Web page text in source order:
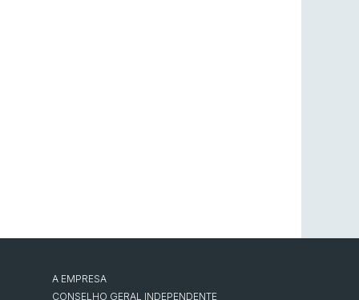
A EMPRESA
CONSELHO GERAL INDEPENDENTE